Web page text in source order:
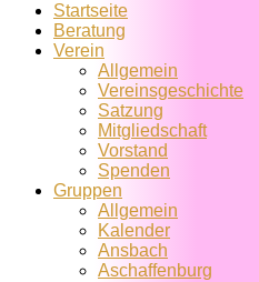
Startseite
Beratung
Verein
Allgemein
Vereins­geschichte
Satzung
Mitglied­schaft
Vorstand
Spenden
Gruppen
Allgemein
Kalender
Ansbach
Aschaffenburg